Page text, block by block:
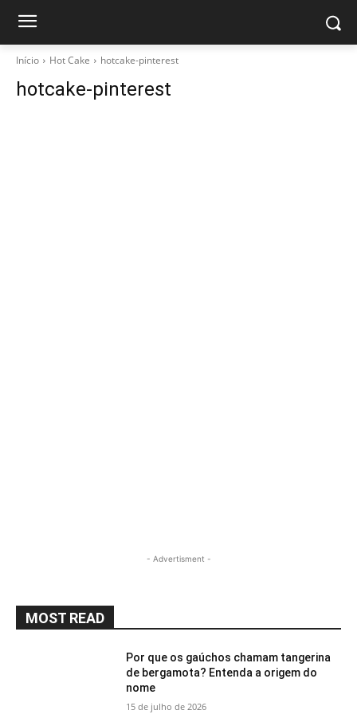
Início Hot Cake hotcake-pinterest
hotcake-pinterest
- Advertisment -
MOST READ
Por que os gaúchos chamam tangerina
de bergamota? Entenda a origem do
nome
15 de julho de 2026